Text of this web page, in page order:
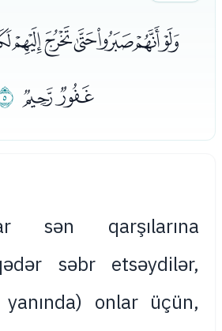
ﭜﭝ
sən qarşılarına
səbr etsəydilər,
onlar üçün,